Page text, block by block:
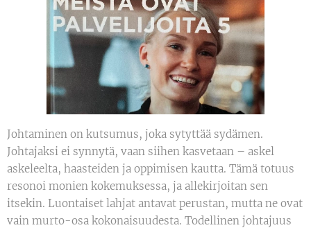
Johtaminen on kutsumus, joka sytyttää sydämen.
Johtajaksi ei synnytä, vaan siihen kasvetaan – askel
askeleelta, haasteiden ja oppimisen kautta. Tämä totuus
resonoi monien kokemuksessa, ja allekirjoitan sen
itsekin. Luontaiset lahjat antavat perustan, mutta ne ovat
vain murto-osa kokonaisuudesta. Todellinen johtajuus